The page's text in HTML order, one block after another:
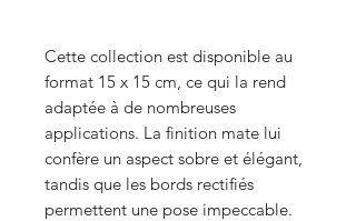
Cette collection est disponible au
format 15 x 15 cm, ce qui la rend
adaptée à de nombreuses
applications. La finition mate lui
confère un aspect sobre et élégant,
tandis que les bords rectifiés
permettent une pose impeccable.